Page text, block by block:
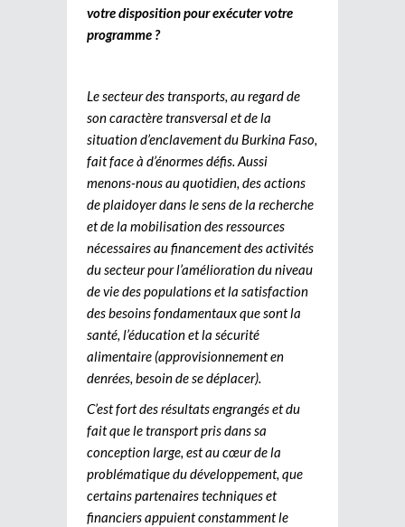
votre disposition pour exécuter votre
programme ?
Le secteur des transports, au regard de
son caractère transversal et de la
situation d’enclavement du Burkina Faso,
fait face à d’énormes défis. Aussi
menons-nous au quotidien, des actions
de plaidoyer dans le sens de la recherche
et de la mobilisation des ressources
nécessaires au financement des activités
du secteur pour l’amélioration du niveau
de vie des populations et la satisfaction
des besoins fondamentaux que sont la
santé, l’éducation et la sécurité
alimentaire (approvisionnement en
denrées, besoin de se déplacer).
C’est fort des résultats engrangés et du
fait que le transport pris dans sa
conception large, est au cœur de la
problématique du développement, que
certains partenaires techniques et
financiers appuient constamment le